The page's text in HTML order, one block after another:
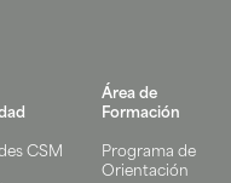
CSM
Área de
Formación
Programa de
Orientación